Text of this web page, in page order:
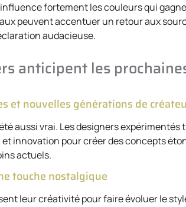
fortement les couleurs qui
peuvent accentuer un retour aux
audacieuse.
anticipent les
et nouvelles générations de
aussi vrai. Les designers
innovation pour créer des concepts
actuels.
touche nostalgique
leur créativité pour faire évoluer le